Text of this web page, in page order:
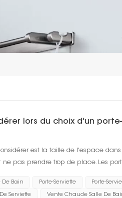
lors du choix d'un
est la taille de l'espace dans
pas prendre trop de place. Les
De Bain Porte-Serviette Porte-
Serviette Vente Chaude Salle De